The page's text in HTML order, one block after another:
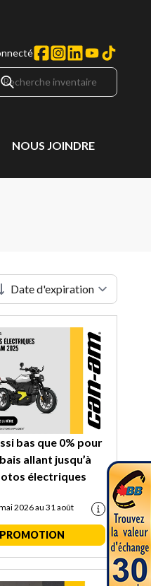
NOUS JOINDRE
bas que 0% pour
allant jusqu’à
électriques
2026 au 31 août